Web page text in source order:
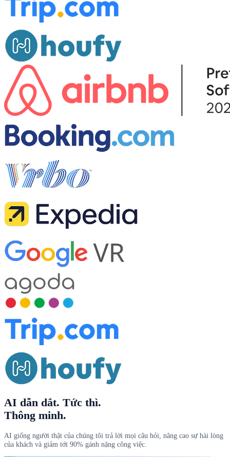
AI dẫn dắt. Tức thì.
Thông minh.
AI giống người thật của chúng tôi trả lời mọi câu hỏi, nâng cao sự hài lòng
của khách và giảm tới 90% gánh nặng công việc.